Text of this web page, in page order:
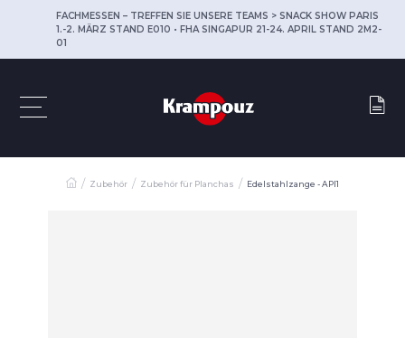
FACHMESSEN – TREFFEN SIE UNSERE TEAMS > SNACK SHOW PARIS
1.-2. MÄRZ STAND E010 • FHA SINGAPUR 21-24. APRIL STAND 2M2-
01
Zubehör Zubehör für Planchas Edelstahlzange - API1